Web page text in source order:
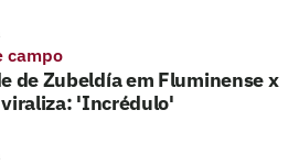
campo
de Zubeldía em Fluminense x
viraliza: 'Incrédulo'